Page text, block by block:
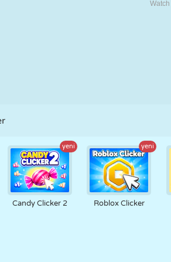
yeni
Candy Clicker 2
yeni
Roblox Clicker